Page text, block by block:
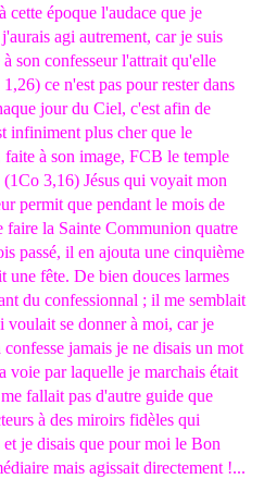
cette époque l'audace que je
agi autrement, car je suis
son confesseur l'attrait qu'elle
ce n'est pas pour rester dans
jour du Ciel, c'est afin de
infiniment plus cher que le
à son image, FCB le temple
3,16) Jésus qui voyait mon
permit que pendant le mois de
faire la Sainte Communion quatre
passé, il en ajouta une cinquième
une fête. De bien douces larmes
du confessionnal ; il me semblait
voulait se donner à moi, car je
jamais je ne disais un mot
voie par laquelle je marchais était
fallait pas d'autre guide que
à des miroirs fidèles qui
et je disais que pour moi le Bon
mais agissait directement !...